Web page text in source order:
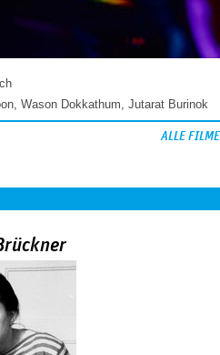
, Wason Dokkathum, Jutarat Burinok
ALLE FILME